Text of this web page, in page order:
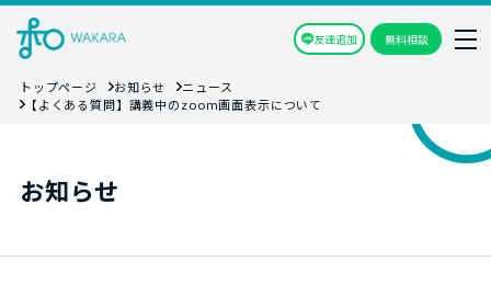
友達追加 無料相談
トップページ お知らせ
ニュース
【よくある質問】講義中のzoom画面表示について
お知らせ